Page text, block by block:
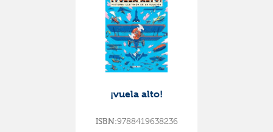
¡vuela alto!
ISBN:9788419638236